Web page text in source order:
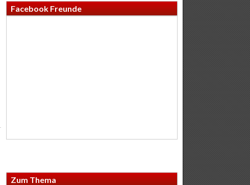
Facebook Freunde
Zum Thema